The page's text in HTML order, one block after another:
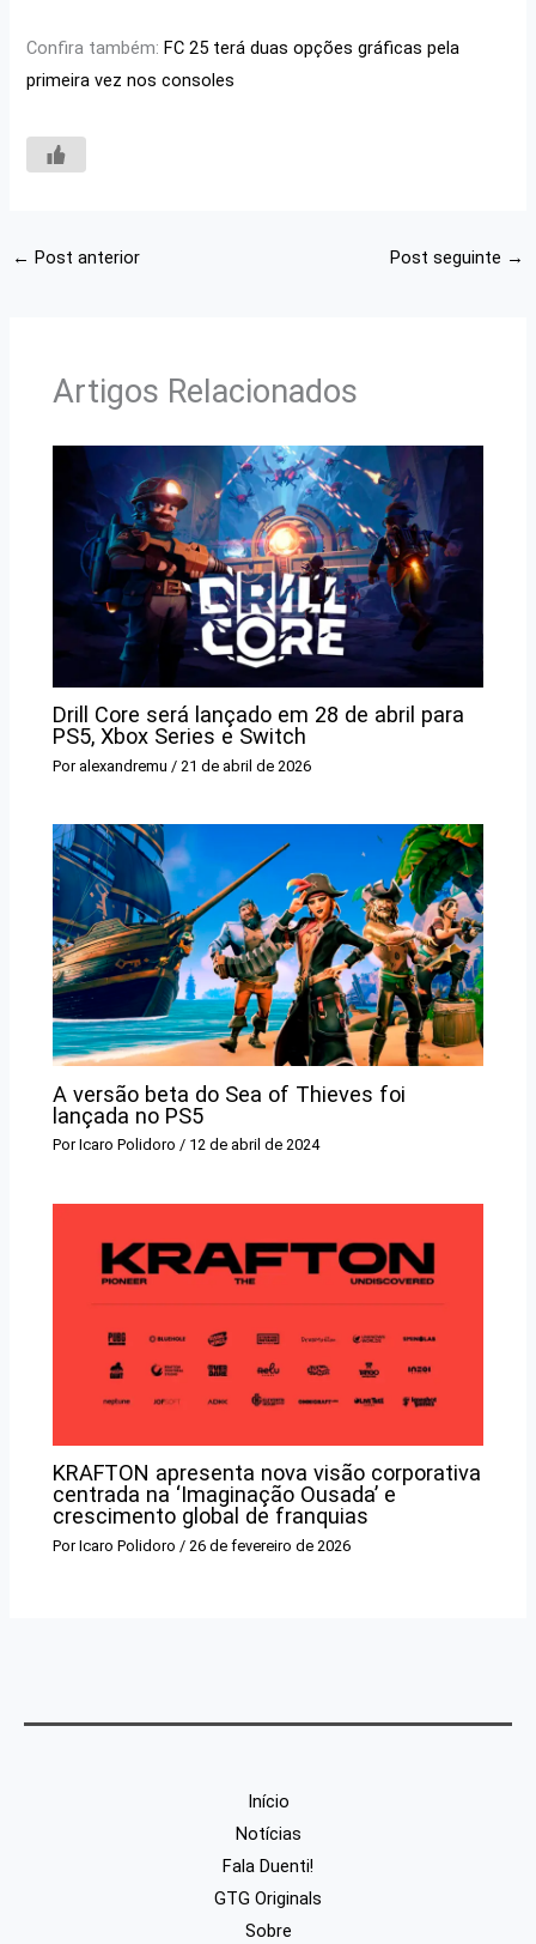
Confira também:FC 25 terá duas opções gráficas pela
primeira vez nos consoles
← Post anterior Post seguinte →
Artigos Relacionados
Drill Core será lançado em 28 de abril para
PS5, Xbox Series e Switch
Por alexandremu / 21 de abril de 2026
A versão beta do Sea of ​​​​Thieves foi
lançada no PS5
PorIcaro Polidoro/ 12 de abril de 2024
KRAFTON apresenta nova visão corporativa
centrada na ‘Imaginação Ousada’ e
crescimento global de franquias
PorIcaro Polidoro / 26 de fevereiro de 2026
Início
Notícias
Fala Duenti!
GTG Originals
Sobre